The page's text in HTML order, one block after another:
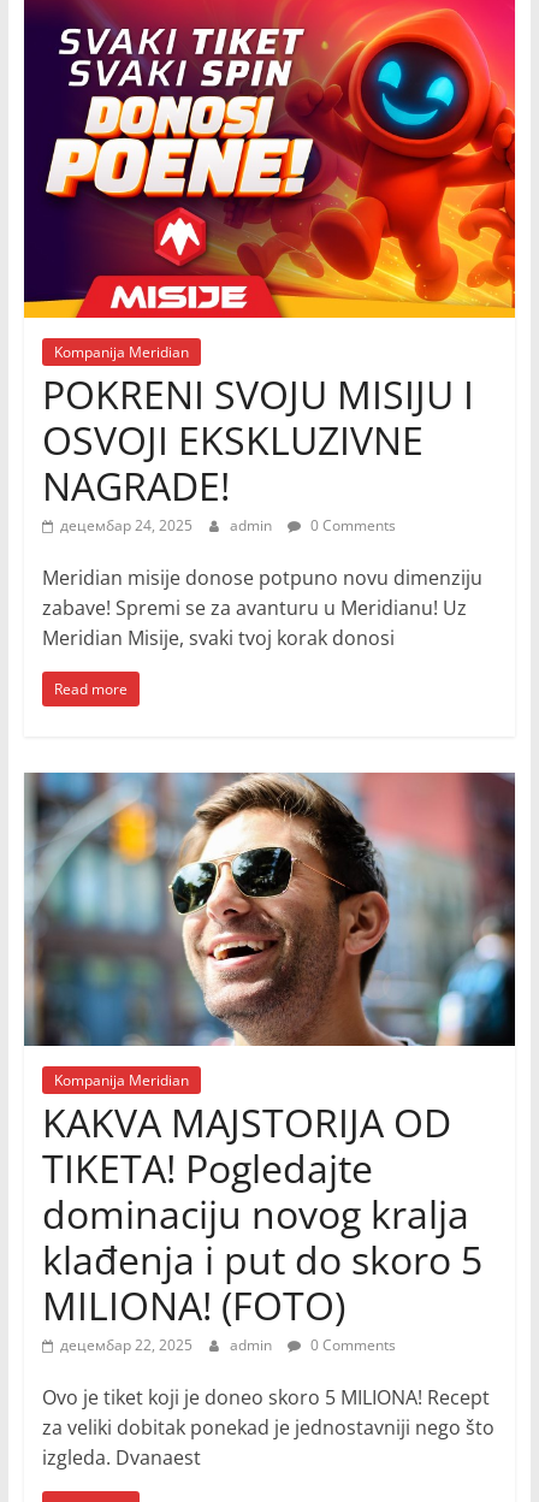
Kompanija Meridian
POKRENI SVOJU MISIJU I
OSVOJI EKSKLUZIVNE
NAGRADE!
децембар 24, 2025 admin 0 Comments
Meridian misije donose potpuno novu dimenziju
zabave! Spremi se za avanturu u Meridianu! Uz
Meridian Misije, svaki tvoj korak donosi
Read more
Kompanija Meridian
KAKVA MAJSTORIJA OD
TIKETA! Pogledajte
dominaciju novog kralja
klađenja i put do skoro 5
MILIONA! (FOTO)
децембар 22, 2025 admin 0 Comments
Ovo je tiket koji je doneo skoro 5 MILIONA! Recept
za veliki dobitak ponekad je jednostavniji nego što
izgleda. Dvanaest